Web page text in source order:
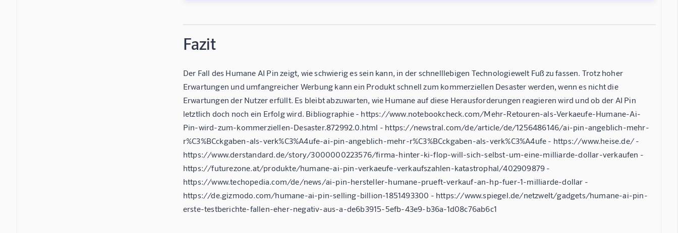
Fazit
Der Fall des Humane AI Pin zeigt, wie schwierig es sein kann, in der schnelllebigen Technologiewelt Fuß zu fassen. Trotz hoher
Erwartungen und umfangreicher Werbung kann ein Produkt schnell zum kommerziellen Desaster werden, wenn es nicht die
Erwartungen der Nutzer erfüllt. Es bleibt abzuwarten, wie Humane auf diese Herausforderungen reagieren wird und ob der AI Pin
letztlich doch noch ein Erfolg wird. Bibliographie - https://www.notebookcheck.com/Mehr-Retouren-als-Verkaeufe-Humane-Ai-
Pin-wird-zum-kommerziellen-Desaster.872992.0.html - https://newstral.com/de/article/de/1256486146/ai-pin-angeblich-mehr-
r%C3%BCckgaben-als-verk%C3%A4ufe-ai-pin-angeblich-mehr-r%C3%BCckgaben-als-verk%C3%A4ufe - https://www.heise.de/ -
https://www.derstandard.de/story/3000000223576/firma-hinter-ki-flop-will-sich-selbst-um-eine-milliarde-dollar-verkaufen -
https://futurezone.at/produkte/humane-ai-pin-verkaeufe-verkaufszahlen-katastrophal/402909879 -
https://www.techopedia.com/de/news/ai-pin-hersteller-humane-prueft-verkauf-an-hp-fuer-1-milliarde-dollar -
https://de.gizmodo.com/humane-ai-pin-selling-billion-1851493300 - https://www.spiegel.de/netzwelt/gadgets/humane-ai-pin-
erste-testberichte-fallen-eher-negativ-aus-a-de6b3915-5efb-43e9-b36a-1d08c76ab6c1